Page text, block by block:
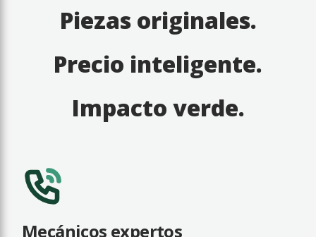
Piezas originales.
Precio inteligente.
Impacto verde.
Mecánicos expertos